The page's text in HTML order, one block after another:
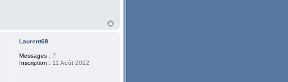
Laurent68
Messages : 7
Inscription : 11 Août 2022